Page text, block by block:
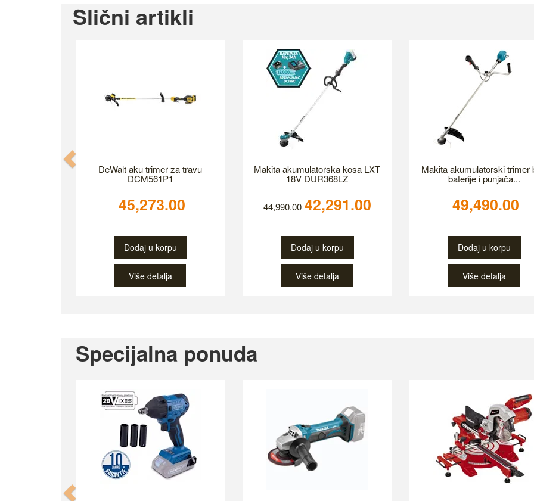
Slični artikli
DeWalt aku trimer za travu
DCM561P1
45,273.00
Dodaj u korpu
Više detalja
Мakita аkumulatorska kosa LXT
18V DUR368LZ
44,990.00 42,291.00
Dodaj u korpu
Više detalja
Makita akumulatorski trimer
baterije i punjača...
49,490.00
Dodaj u korpu
Više detalja
Specijalna ponuda